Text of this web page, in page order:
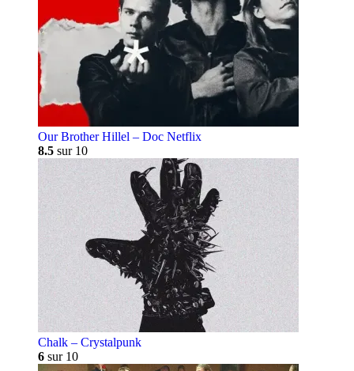
Our Brother Hillel – Doc Netflix
8.5 sur 10
Chalk – Crystalpunk
6 sur 10